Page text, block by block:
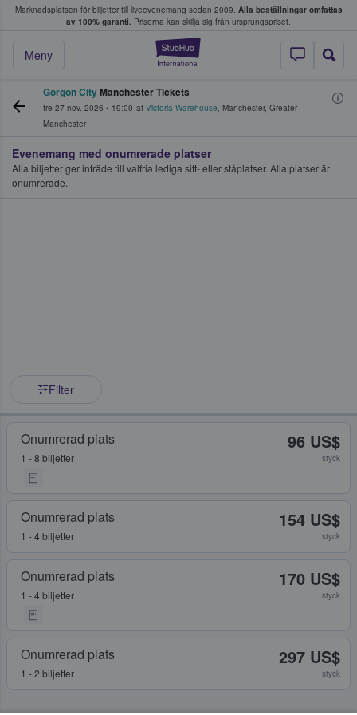
Marknadsplatsen för biljetter till liveevenemang sedan 2009. Alla beställningar omfattas
av 100% garanti. Priserna kan skilja sig från ursprungspriset.
StubHub – där
Meny
köper och säljer biljetter.
Gorgon CityManchester Tickets
fre 27 nov. 2026 • 19:00 at Victoria Warehouse, Manchester, Greater
Manchester
Evenemang med onumrerade platser
Alla biljetter ger inträde till valfria lediga sitt- eller ståplatser. Alla platser är
onumrerade.
Filter
Onumrerad plats
1 - 8 biljetter
96 US$
styck
Onumrerad plats
1 - 4 biljetter
154 US$
styck
Onumrerad plats
1 - 4 biljetter
170 US$
styck
Onumrerad plats
1 - 2 biljetter
297 US$
styck